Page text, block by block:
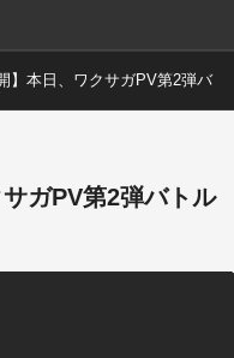
】本日、ワクサガPV第2弾バ
ガPV第2弾バトル